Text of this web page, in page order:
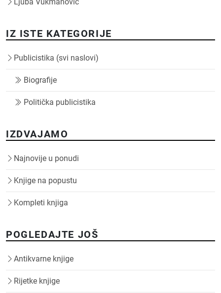
IZ ISTE KATEGORIJE
Publicistika (svi naslovi)
Biografije
Politička publicistika
IZDVAJAMO
Najnovije u ponudi
Knjige na popustu
Kompleti knjiga
POGLEDAJTE JOŠ
Antikvarne knjige
Rijetke knjige